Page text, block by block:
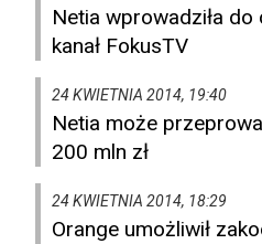
Netia wprowadziła
kanał FokusTV
24 KWIETNIA 2014, 19:40
Netia może
200 mln zł
24 KWIETNIA 2014, 18:29
Orange umożliwił